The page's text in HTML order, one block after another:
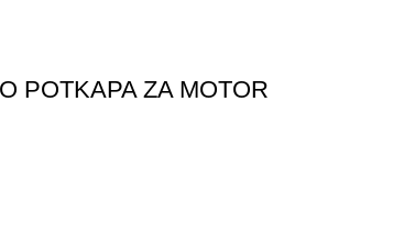
POTKAPA ZA MOTOR